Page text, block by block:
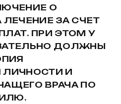
О
ЗА СЧЕТ
ПРИ ЭТОМ У
ДОЛЖНЫ
ЛИЧНОСТИ И
ВРАЧА ПО